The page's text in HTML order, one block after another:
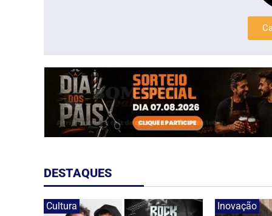
DESTAQUES
Cultura Inovação